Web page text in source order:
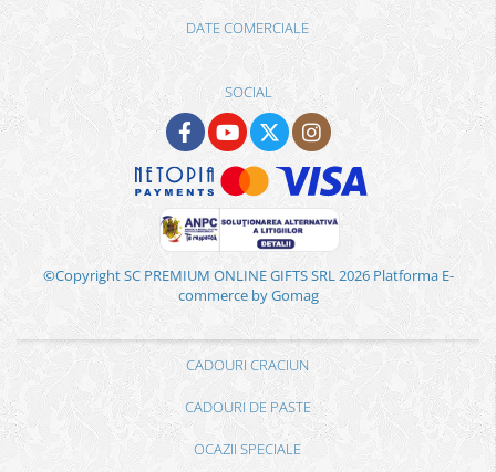
DATE COMERCIALE
SOCIAL
©Copyright SC PREMIUM ONLINE GIFTS SRL 2026 Platforma E-
commerce by Gomag
CADOURI CRACIUN
CADOURI DE PASTE
OCAZII SPECIALE